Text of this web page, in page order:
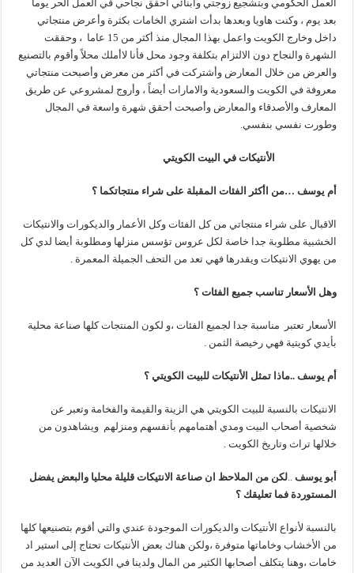
العمل الحكومي وبتشجيع زوجتي وأبنائي أحقق نجاحي في العمل الحر يوما
بعد يوم ، وكنت هاويا وبعدها بدأت اشتري الخامات بكثرة وأعرض منتجاتي
داخل وخارج الكويت واعمل بهذا المجال منذ أكثر من 15 عاما ، وحققت
الشهرة والنجاح دون الالتزام بتكلفة وجود محل فأنا لاأملك محلاً وأقوم بالتصنيع
والعرض من خلال المعارض وأشتركت في أكثر من معرض وأصبحت منتجاتي
معروفة في الكويت والسعودية والامارات أيضاً ، وأروج لمشروعي عن طريق
المعارف والأصدقاء والمعارض وأصبحت أحقق شهرة واسعة في المجال
وطورت نفسي بنفسي.
الأنتيكات في البيت الكويتي
أم يوسف …من اأكثر الفئات المقبلة على شراء منتجاتكما ؟
الاقبال على شراء منتجاتي من كل الفئات وكل الأعمار والديكورات والانتيكات
الخشبية مطلوبة جدا خاصة لكل عروس تؤسس منزلها ومطلوبة أيضا لدي كل
من يهوي الانتيكات ويقدرها فهي تعد من التحف الجميلة المعمرة .
وهل الأسعار تناسب جميع الفئات ؟
الأسعار تعتبر مناسبة جدا لجميع الفئات ،و لكون المنتجات كلها صناعة محلية
بأيدي كويتية فهي رخيصة الثمن .
أم يوسف ..ماذا تمثل الأنتيكات للبيت الكويتي ؟
الانتيكات بالنسبة للبيت الكويتي هي الزينة والقيمة والفخامة وتعبر عن
شخصية أصحاب البيت ومدي أهتمامهم بأنفسهم ومنزلهم ويشاهدون من
خلالها تراث وتاريخ الكويت .
أبو يوسف ..لكن من الملاحظ ان صناعة الانتيكات قليلة محليا والبعض يفضل
المستوردة فما تعليقك ؟
بالنسبة لأنواع الأنتيكات والديكورات الموجودة عندي والتي أقوم بتصنيعها كلها
من الأخشاب وخاماتها متوفرة ،ولكن هناك بعض الأنتيكات تحتاج إلى استير اد
خامات ،وهنا يتكلف أصحابها الكثير من المال ولدينا في الكويت الآن العديد من